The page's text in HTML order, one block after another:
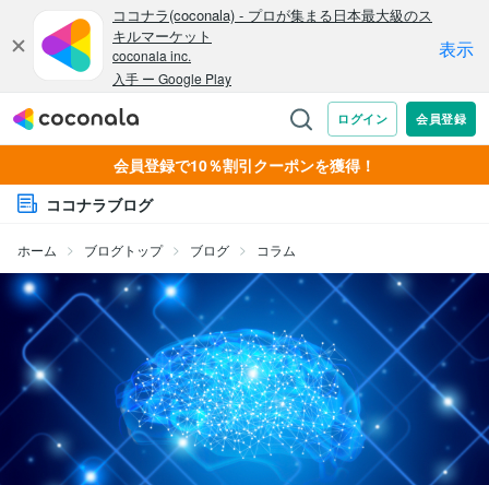
会員登録で10％割引クーポンを獲得！
ココナラブログ
ホーム ブログトップ ブログ コラム